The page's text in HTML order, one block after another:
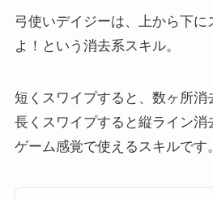
弓使いデイジーは、上から下に
よ！という消去系スキル。
短くスワイプすると、数ヶ所消
長くスワイプすると縦ライン消
ゲーム感覚で使えるスキルです。